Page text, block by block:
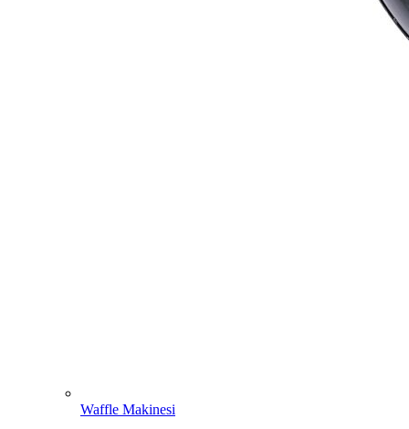
Waffle Makinesi